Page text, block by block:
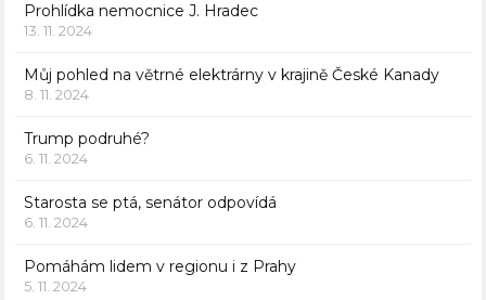
Prohlídka nemocnice J. Hradec
13. 11. 2024
Můj pohled na větrné elektrárny v krajině České Kanady
8. 11. 2024
Trump podruhé?
6. 11. 2024
Starosta se ptá, senátor odpovídá
6. 11. 2024
Pomáhám lidem v regionu i z Prahy
5. 11. 2024